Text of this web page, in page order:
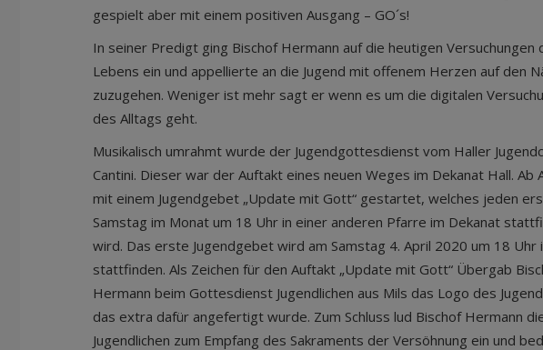
gespielt aber mit einem positiven Ausgang – GO´s!
In seiner Predigt ging Bischof Hermann auf die heutigen Versuchungen
Lebens ein und appellierte an die Jugend mit offenem Herzen auf den
zuzugehen. Weniger ist mehr sagt er wenn es um die digitalen
des Alltags geht.
Musikalisch umrahmt wurde der Jugendgottesdienst vom Haller
Cantini. Dieser war der Auftakt eines neuen Weges im Dekanat Hall. Ab
mit einem Jugendgebet „Update mit Gott“ gestartet, welches jeden
Samstag im Monat um 18 Uhr in einer anderen Pfarre im Dekanat
wird. Das erste Jugendgebet wird am Samstag 4. April 2020 um 18 Uhr
stattfinden. Als Zeichen für den Auftakt „Update mit Gott“ Übergab
Hermann beim Gottesdienst Jugendlichen aus Mils das Logo des
das extra dafür angefertigt wurde. Zum Schluss lud Bischof Hermann
Jugendlichen zum Empfang des Sakraments der Versöhnung ein und